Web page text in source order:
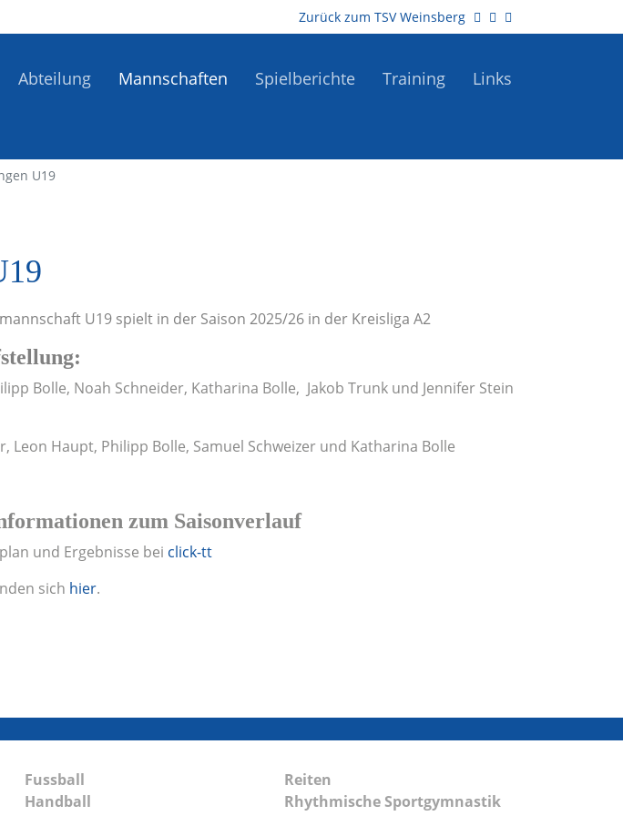
Zurück zum TSV Weinsberg
Abteilung Mannschaften Spielberichte Training Links
U19
U19 spielt in der Saison 2025/26 in der Kreisliga A2
Bolle, Noah Schneider, Katharina Bolle, Jakob Trunk und Jennifer Stein
Leon Haupt, Philipp Bolle, Samuel Schweizer und Katharina Bolle
zum Saisonverlauf
und Ergebnisse bei click-tt
sich hier.
Fussball
Handball
Reiten
Rhythmische Sportgymnastik